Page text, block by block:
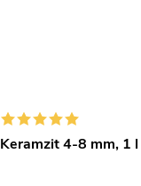
Keramzit 4-8 mm, 1 l